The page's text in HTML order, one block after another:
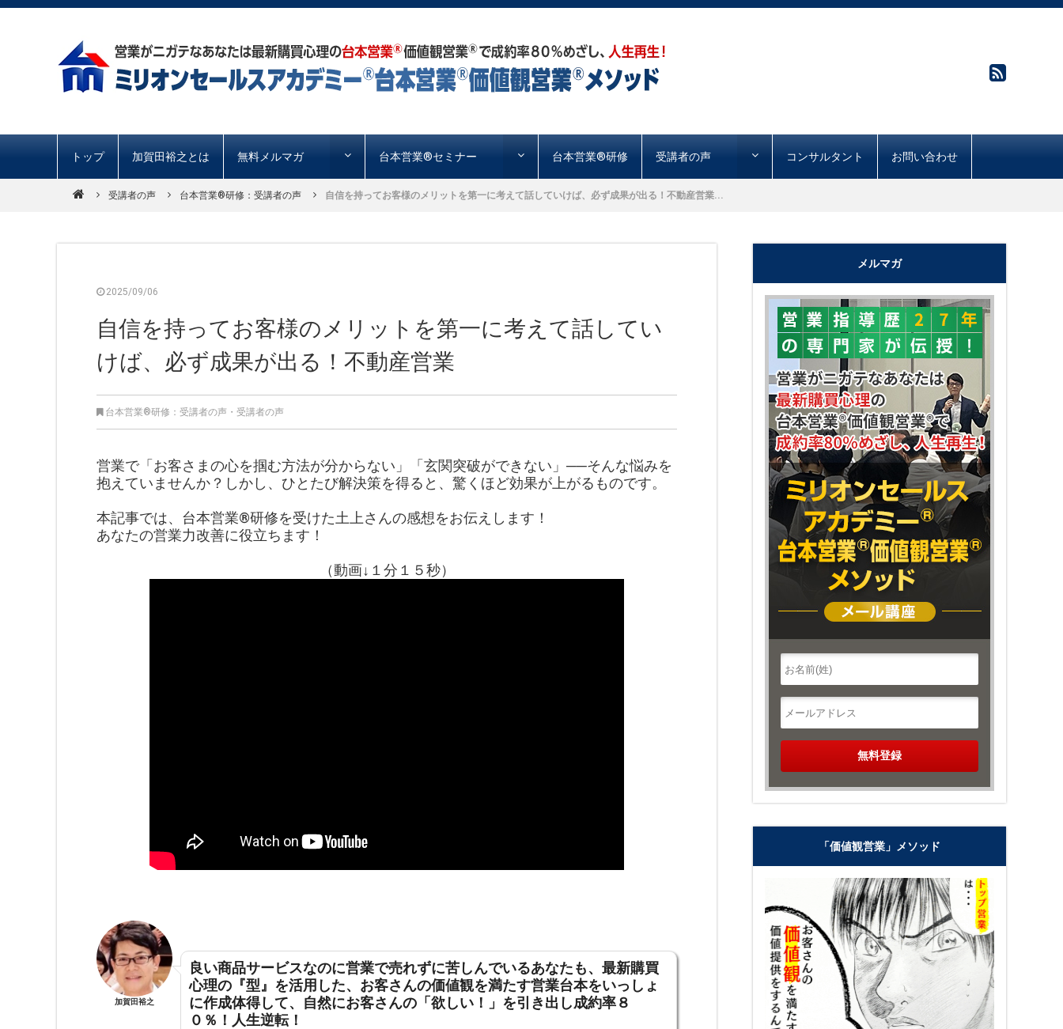
トップ 加賀田裕之とは 無料メルマガ 台本営業®︎セミナー 台本営業®︎研修 受講者の声 コンサルタント お問い合わせ
受講者の声 台本営業®︎研修：受講者の声 自信を持ってお客様のメリットを第一に考えて話していけば、必ず成果が出る！不動産営業...
2025/09/06
自信を持ってお客様のメリットを第一に考えて話してい
けば、必ず成果が出る！不動産営業
台本営業®︎研修：受講者の声 ・ 受講者の声
営業で「お客さまの心を掴む方法が分からない」「玄関突破ができない」──そんな悩みを
抱えていませんか？しかし、ひとたび解決策を得ると、驚くほど効果が上がるものです。
本記事では、台本営業®研修を受けた土上さんの感想をお伝えします！
あなたの営業力改善に役立ちます！
（動画↓１分１５秒）
加賀田裕之
良い商品サービスなのに営業で売れずに苦しんでいるあなたも、 最新購買
心理の『型』を活用した、お客さんの価値観を満たす営業台本をいっしょ
に作成体得して、 自然にお客さんの「欲しい！」を引き出し成約率８
０％！人生逆転！
メルマガ
「価値観営業」メソッド